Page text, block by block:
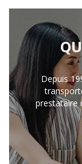
Depuis
prestataire